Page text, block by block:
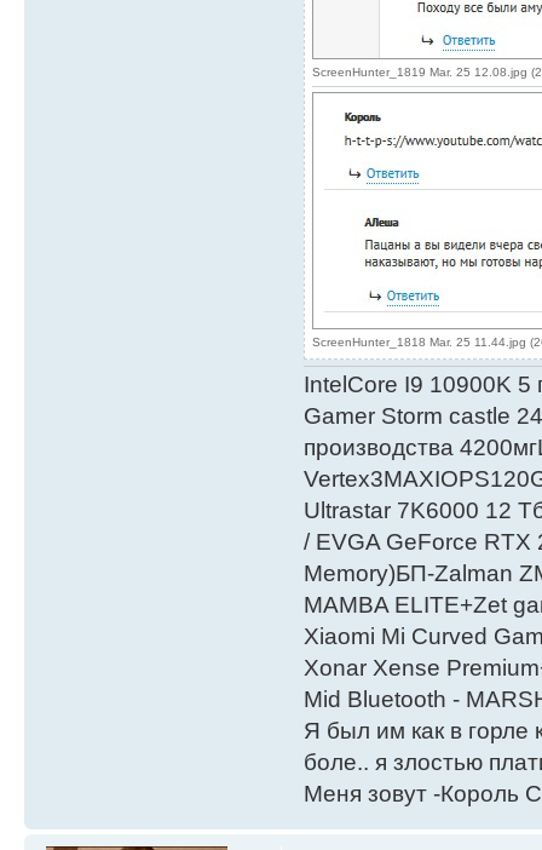
ScreenHunter_1819 Mar. 25 12.08.jpg
ScreenHunter_1818 Mar. 25 11.44.jpg
IntelСore I9 10900K 5
Gamer Storm castle
производства
Ultrastar 7K6000 12
/ EVGA GeForce RTX
Мemory)БП-Zalman
MAMBA ELITE+Zet
Xiaomi Mi Curved
Xonar Xense
Mid Bluetooth -
Я был им как в горле
боле.. я злостью
Меня зовут -Король